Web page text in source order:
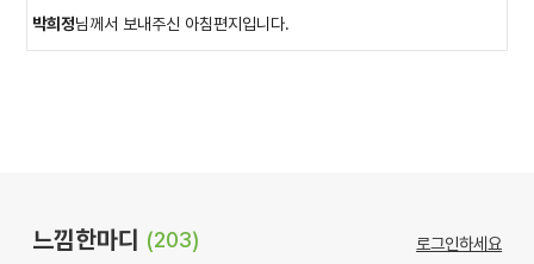
박희정님께서 보내주신 아침편지입니다.
느낌한마디 (203) 로그인하세요